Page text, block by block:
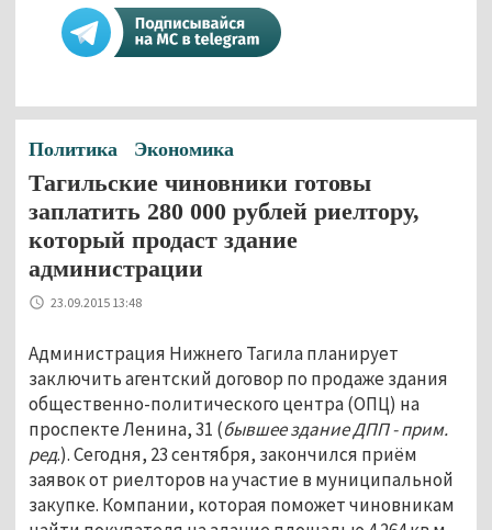
Политика Экономика
Тагильские чиновники готовы
заплатить 280 000 рублей риелтору,
который продаст здание
администрации
23.09.2015 13:48
Администрация Нижнего Тагила планирует
заключить агентский договор по продаже здания
общественно-политического центра (ОПЦ) на
проспекте Ленина, 31 (бывшее здание ДПП - прим.
ред.). Сегодня, 23 сентября, закончился приём
заявок от риелторов на участие в муниципальной
закупке. Компании, которая поможет чиновникам